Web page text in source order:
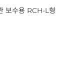
보수용 RCH-L형